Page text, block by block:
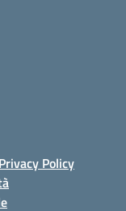
Privacy Policy